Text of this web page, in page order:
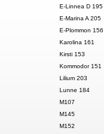
E-Linnea D 195
E-Marina A 205
E-Plommon 156
Karolina 161
Kirsti 153
Kommodor 151
Lilium 203
Lunne 184
M107
M145
M152